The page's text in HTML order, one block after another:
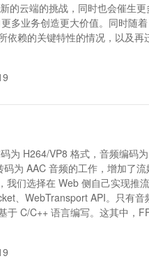
的云端的挑战，同时也会催生
多业务创造更大价值。同时
赖的关键特性的情况，以及再
为 H264/VP8 格式，音频编
为 AAC 音频的工作，增加了
们选择在 Web 侧自己实现
、WebTransport API。只有
C/C++ 语言编写。这其中，